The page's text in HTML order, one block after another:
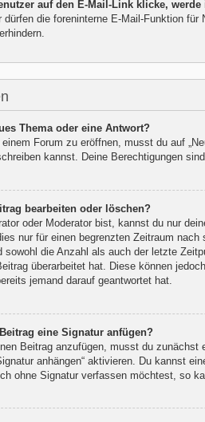
auf den E-Mail-Link klicke,
dürfen die foreninterne E-Mail-Funktion
Thema oder eine Antwort?
Forum zu eröffnen, musst du auf
kannst. Deine Berechtigungen
bearbeiten oder löschen?
oder Moderator bist, kannst du nur
nur für einen begrenzten Zeitraum
die Anzahl als auch der letzte
überarbeitet hat. Diese können
jemand darauf geantwortet hat.
eine Signatur anfügen?
Beitrag anzufügen, musst du
anhängen“ aktivieren. Du kannst
ohne Signatur verfassen möchtest, so